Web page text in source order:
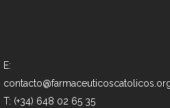
E:
T: (+34) 648 02 65 35